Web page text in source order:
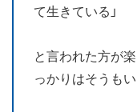
て生きている」
と言われた方が
っかりはそうも